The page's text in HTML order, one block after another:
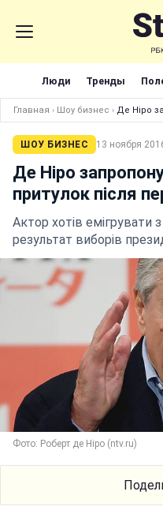
Люди Тренды
Главная › Шоу бизнес › Де Ніро
ШОУ БИЗНЕС 13 ноября
Де Ніро
притулок після
Актор хотів емігрувати
результат виборів
Фото: Роберт де Ніро (ntv.ru)